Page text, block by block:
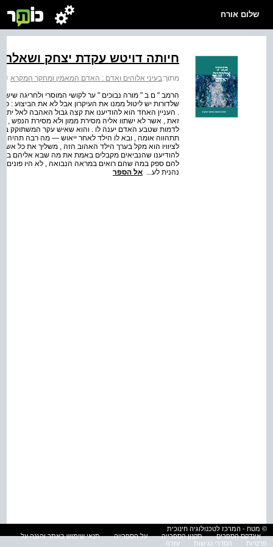
שלום אורח
חיותה דויטש עקדת יצחק ושאלת
מתוך:בעיני אלוהים ואדם : האדם המאמין ומחקר המקרא >
הרמב " ם ב " מורה נבוכים " ער לקושי המוסרי ולחריגה
שלדורות יש ליטול ממנו את העיקרון אבל לא את הביצוע :
. העניין האחד הוא להודיענו את קצה גבול האהבה לאל
זאת , אשר לא ישתוו אליה מסירת ממון ולא מסירת הנפש
לדמות שטבע האדם יענה לו . והוא שאיש עקר המשתוקק
תתהווה אומה , ובא לו הילד לאחר ייאוש — מה רבה תהיה
לציוויו הוא מקל בערך הילד האהוב הזה , משליך את כל אשר
להודיענו שהנביאים מקבלים באמת את מה שבא אליהם
להם ספק במה שהם רואים במראה הנבואה , לא היו פונים
נהנית לע... אל הספר
© מטח - המרכז לטכנולוגיה חינוכית
אינדקס הספרים
תקנון הספרייה על הספרייה
תנאי שימוש באתר והגנה על
פרטיות
הסדרי נגישות עזרה